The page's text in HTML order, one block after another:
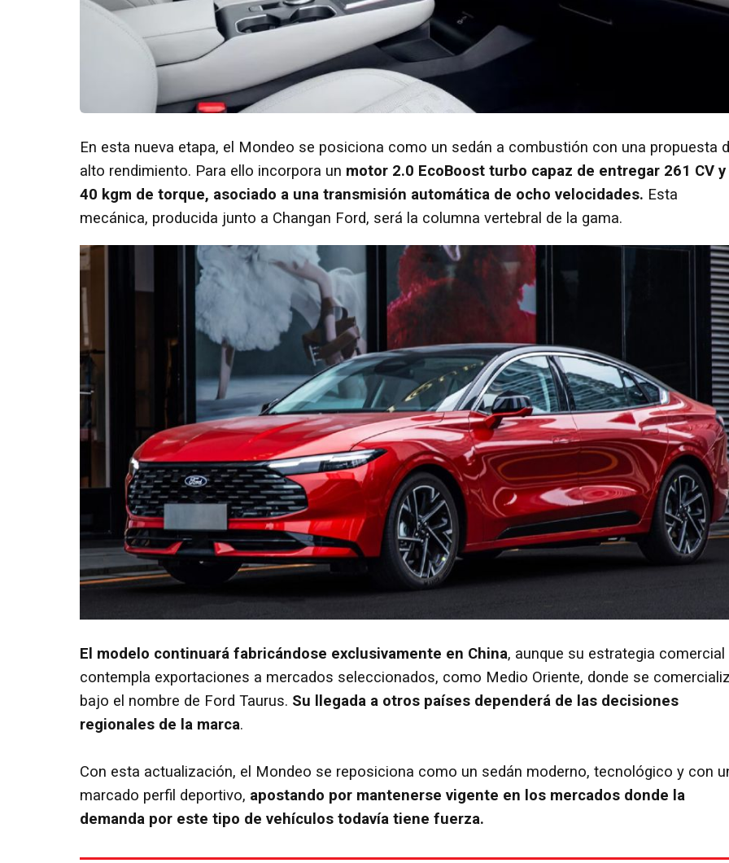
En esta nueva etapa, el Mondeo se posiciona como un sedán a combustión con una propuesta
alto rendimiento. Para ello incorpora un motor 2.0 EcoBoost turbo capaz de entregar 261 CV y
40 kgm de torque, asociado a una transmisión automática de ocho velocidades. Esta
mecánica, producida junto a Changan Ford, será la columna vertebral de la gama.
El modelo continuará fabricándose exclusivamente en China, aunque su estrategia comercial
contempla exportaciones a mercados seleccionados, como Medio Oriente, donde se
bajo el nombre de Ford Taurus. Su llegada a otros países dependerá de las decisiones
regionales de la marca.
Con esta actualización, el Mondeo se reposiciona como un sedán moderno, tecnológico y con
marcado perfil deportivo, apostando por mantenerse vigente en los mercados donde la
demanda por este tipo de vehículos todavía tiene fuerza.